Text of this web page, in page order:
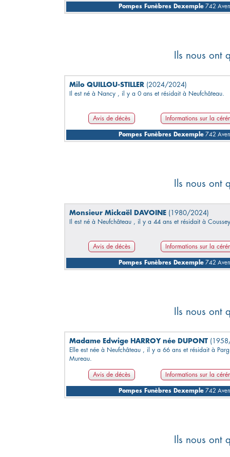
Pompes Funèbres Dexemple742
Ils nous
Milo QUILLOU-STILLER (2024/2024)
Il est né à Nancy , il y a 0 ans et résidait à Neufchâteau.
Avis de décès Informations sur la
Pompes Funèbres Dexemple742
Ils nous
Monsieur Mickaël DAVOINE (1980/2024)
Il est né à Neufchâteau , il y a 44 ans et résidait à
Avis de décès Informations sur la
Pompes Funèbres Dexemple742
Ils nous
Madame Edwige HARROY née DUPONT
Elle est née à Neufchâteau , il y a 66 ans et résidait à
Mureau.
Avis de décès Informations sur la
Pompes Funèbres Dexemple742
Ils nous